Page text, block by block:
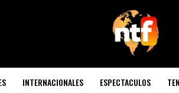
INTERNACIONALES ESPECTACULOS